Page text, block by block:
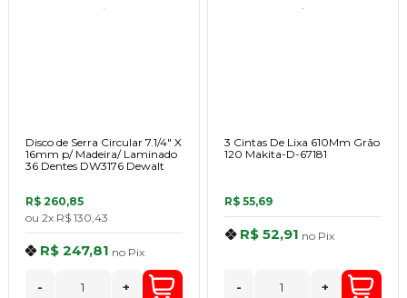
Disco de Serra Circular 7.1/4" X
16mm p/ Madeira/ Laminado
36 Dentes DW3176 Dewalt
R$ 260,85
ou 2x R$ 130,43
R$ 247,81 no Pix
- +
3 Cintas De Lixa 610Mm Grão
120 Makita-D-67181
R$ 55,69
R$ 52,91 no Pix
- +